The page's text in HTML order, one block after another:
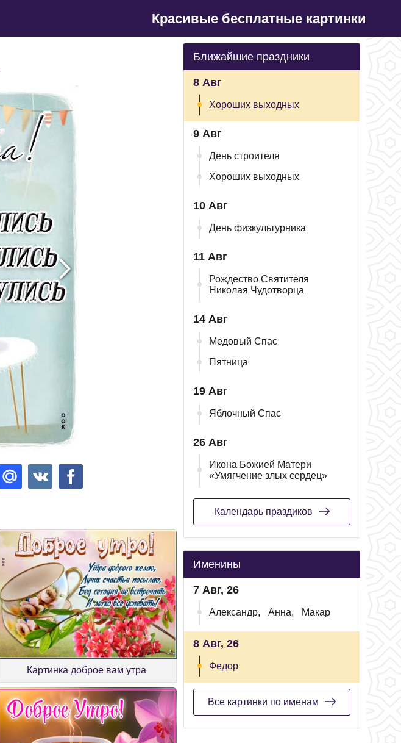
Красивые бесплатные картинки
Картинка доброе вам утра
Ближайшие праздники
8 Авг
Хороших выходных
9 Авг
День строителя
Хороших выходных
10 Авг
День физкультурника
11 Авг
Рождество Святителя
Николая Чудотворца
14 Авг
Медовый Спас
Пятница
19 Авг
Яблочный Спас
26 Авг
Икона Божией Матери
«Умягчение злых сердец»
Календарь праздиков
Именины
7 Авг, 26
Александр, Анна, Макар
8 Авг, 26
Федор
Все картинки по именам